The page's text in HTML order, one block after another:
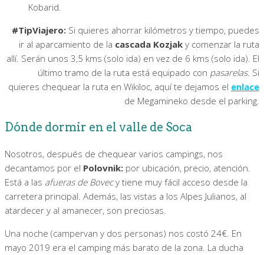
Kobarid.
#TipViajero: Si quieres ahorrar kilómetros y tiempo, puedes
ir al aparcamiento de la cascada Kozjak y comenzar la ruta
allí. Serán unos 3,5 kms (solo ida) en vez de 6 kms (solo ida). El
último tramo de la ruta está equipado con pasarelas. Si
quieres chequear la ruta en Wikiloc, aquí te dejamos el enlace
de Megamineko desde el parking.
Dónde dormir en el valle de Soca
Nosotros, después de chequear varios campings, nos
decantamos por el Polovnik: por ubicación, precio, atención.
Está a las afueras de Bovecy tiene muy fácil acceso desde la
carretera principal. Además, las vistas a los Alpes Julianos, al
atardecer y al amanecer, son preciosas.
Una noche (campervan y dos personas) nos costó 24€. En
mayo 2019 era el camping más barato de la zona. La ducha